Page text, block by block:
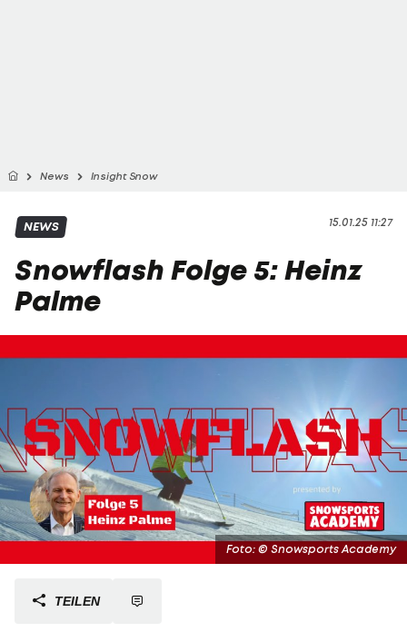
News Insight Snow
15.01.25 11:27
NEWS
Snowflash Folge 5: Heinz
Palme
Foto: © Snowsports Academy
TEILEN